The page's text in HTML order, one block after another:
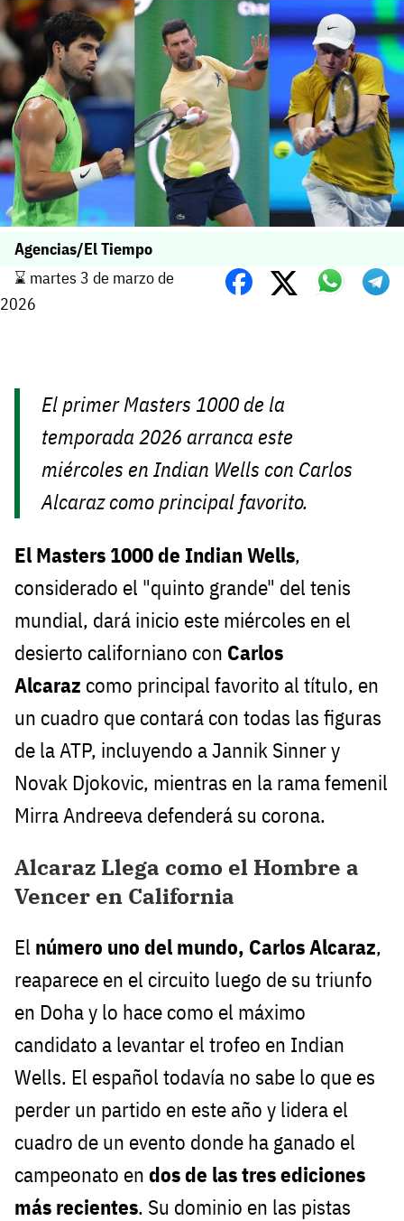
Agencias/El Tiempo
⌛️ martes 3 de marzo de
2026
El primer Masters 1000 de la
temporada 2026 arranca este
miércoles en Indian Wells con Carlos
Alcaraz como principal favorito.
El Masters 1000 de Indian Wells,
considerado el "quinto grande" del tenis
mundial, dará inicio este miércoles en el
desierto californiano con Carlos
Alcaraz como principal favorito al título, en
un cuadro que contará con todas las figuras
de la ATP, incluyendo a Jannik Sinner y
Novak Djokovic, mientras en la rama femenil
Mirra Andreeva defenderá su corona.
Alcaraz Llega como el Hombre a
Vencer en California
El número uno del mundo, Carlos Alcaraz,
reaparece en el circuito luego de su triunfo
en Doha y lo hace como el máximo
candidato a levantar el trofeo en Indian
Wells. El español todavía no sabe lo que es
perder un partido en este año y lidera el
cuadro de un evento donde ha ganado el
campeonato en dos de las tres ediciones
más recientes. Su dominio en las pistas